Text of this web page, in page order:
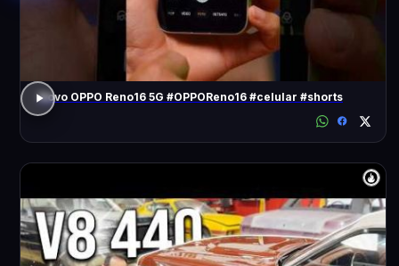
Novo OPPO Reno16 5G #OPPOReno16 #celular #shorts